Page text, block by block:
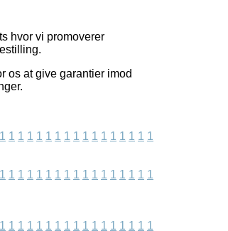
hvor vi promoverer
os at give garantier imod
1 1 1 1 1 1 1 1 1 1 1 1 1 1 1 1 1
1 1 1 1 1 1 1 1 1 1 1 1 1 1 1 1 1
1 1 1 1 1 1 1 1 1 1 1 1 1 1 1 1 1